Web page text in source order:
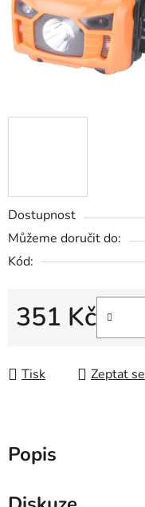
Dostupnost
Můžeme doručit do:
Kód:
351 Kč
Tisk Zeptat se
Popis